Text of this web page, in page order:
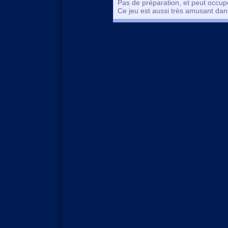
Pas de préparation, et peut
Ce jeu est aussi très amusant